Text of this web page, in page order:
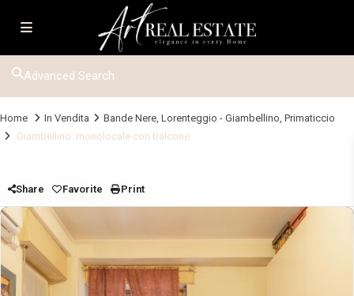
Advanced Search
Home In Vendita Bande Nere, Lorenteggio - Giambellino, Primaticcio
Giambellino: monolocale con balcone
Share Favorite Print